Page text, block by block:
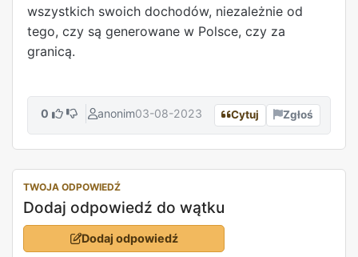
wszystkich swoich dochodów, niezależnie od
tego, czy są generowane w Polsce, czy za
granicą.
0 anonim03-08-2023 Cytuj Zgłoś
TWOJA ODPOWIEDŹ
Dodaj odpowiedź do wątku
Dodaj odpowiedź